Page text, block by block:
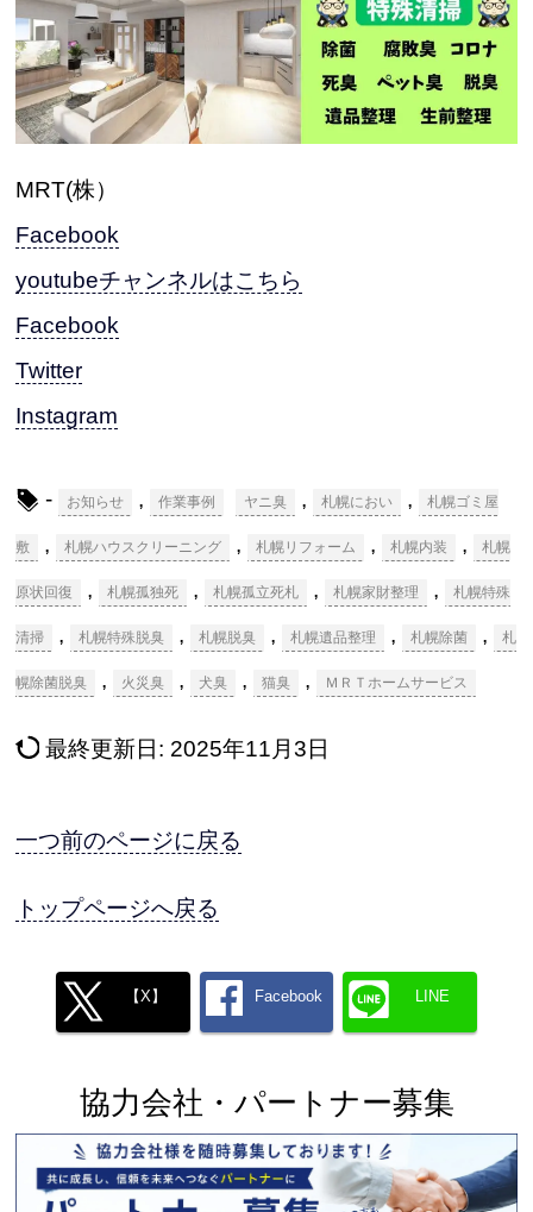
MRT(株）
Facebook
youtubeチャンネルはこちら
Facebook
Twitter
Instagram
- お知らせ , 作業事例 ヤニ臭 , 札幌におい , 札幌ゴミ屋
敷 , 札幌ハウスクリーニング , 札幌リフォーム , 札幌内装 , 札幌
原状回復 , 札幌孤独死 , 札幌孤立死札 , 札幌家財整理 , 札幌特殊
清掃 , 札幌特殊脱臭 , 札幌脱臭 , 札幌遺品整理 , 札幌除菌 , 札
幌除菌脱臭 , 火災臭 , 犬臭 , 猫臭 , ＭＲＴホームサービス
最終更新日: 2025年11月3日
一つ前のページに戻る
トップページへ戻る
【X】 Facebook LINE
協力会社・パートナー募集